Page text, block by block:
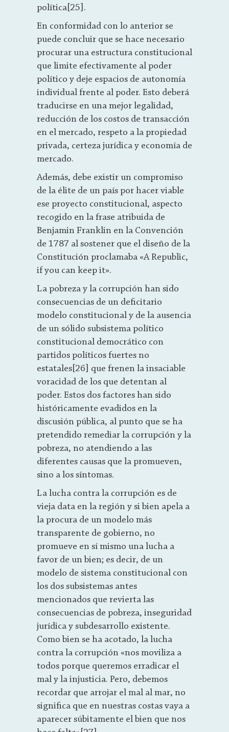
política[25].
En conformidad con lo anterior se
puede concluir que se hace necesario
procurar una estructura constitucional
que limite efectivamente al poder
político y deje espacios de autonomía
individual frente al poder. Esto deberá
traducirse en una mejor legalidad,
reducción de los costos de transacción
en el mercado, respeto a la propiedad
privada, certeza jurídica y economía de
mercado.
Además, debe existir un compromiso
de la élite de un país por hacer viable
ese proyecto constitucional, aspecto
recogido en la frase atribuida de
Benjamin Franklin en la Convención
de 1787 al sostener que el diseño de la
Constitución proclamaba «A Republic,
if you can keep it».
La pobreza y la corrupción han sido
consecuencias de un deficitario
modelo constitucional y de la ausencia
de un sólido subsistema político
constitucional democrático con
partidos políticos fuertes no
estatales[26] que frenen la insaciable
voracidad de los que detentan al
poder. Estos dos factores han sido
históricamente evadidos en la
discusión pública, al punto que se ha
pretendido remediar la corrupción y la
pobreza, no atendiendo a las
diferentes causas que la promueven,
sino a los síntomas.
La lucha contra la corrupción es de
vieja data en la región y si bien apela a
la procura de un modelo más
transparente de gobierno, no
promueve en sí mismo una lucha a
favor de un bien; es decir, de un
modelo de sistema constitucional con
los dos subsistemas antes
mencionados que revierta las
consecuencias de pobreza, inseguridad
jurídica y subdesarrollo existente.
Como bien se ha acotado, la lucha
contra la corrupción «nos moviliza a
todos porque queremos erradicar el
mal y la injusticia. Pero, debemos
recordar que arrojar el mal al mar, no
significa que en nuestras costas vaya a
aparecer súbitamente el bien que nos